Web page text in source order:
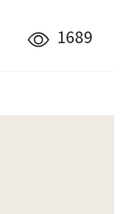
1689